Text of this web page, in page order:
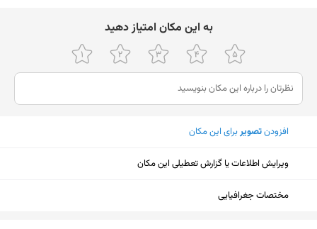
سه‌شنبه
۱۱ تا ۲۴
چهارشنبه
۱۱ تا ۲۴
پنجشنبه
جمعه
ﺑﻪ اﯾﻦ ﻣﮑﺎن اﻣﺘﯿﺎز دﻫﯿﺪ
افزودنتصویربرای این مکان
ویرایش اطلاعات یا گزارش تعطیلی این مکان
مختصات جغرافیایی